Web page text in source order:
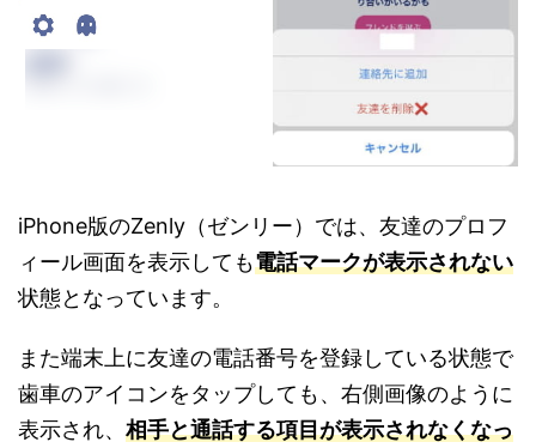
iPhone版のZenly（ゼンリー）では、友達のプロフ
ィール画面を表示しても電話マークが表示されない
状態となっています。
また端末上に友達の電話番号を登録している状態で
歯車のアイコンをタップしても、右側画像のように
表示され、 相手と通話する項目が表示されなくなっ